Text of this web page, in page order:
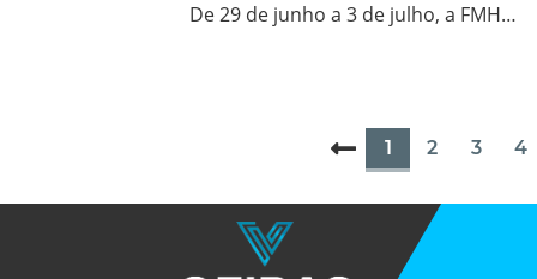
De 29 de junho a 3 de julho, a FMH…
1 2 3 4